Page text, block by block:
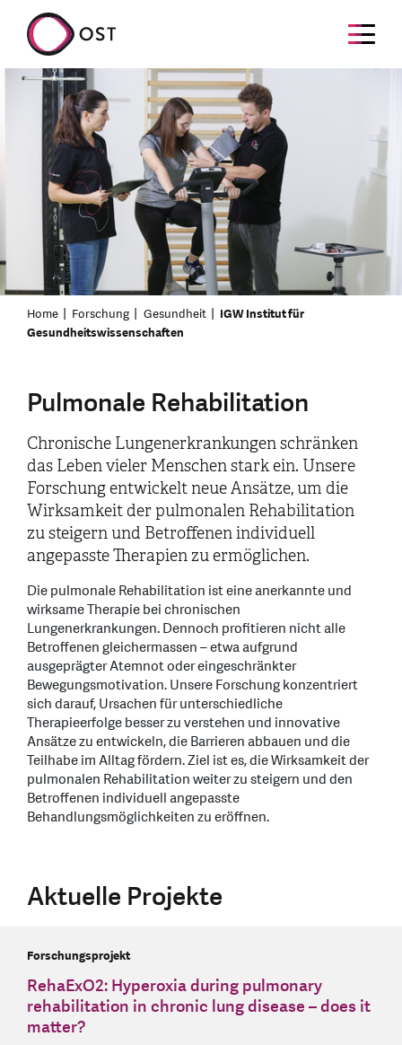
Home Forschung Gesundheit
IGW Institut für
Gesundheitswissenschaften
Pulmonale Rehabilitation
Chronische Lungenerkrankungen schränken
das Leben vieler Menschen stark ein. Unsere
Forschung entwickelt neue Ansätze, um die
Wirksamkeit der pulmonalen Rehabilitation
zu steigern und Betroffenen individuell
angepasste Therapien zu ermöglichen.
Die pulmonale Rehabilitation ist eine anerkannte und
wirksame Therapie bei chronischen
Lungenerkrankungen. Dennoch profitieren nicht alle
Betroffenen gleichermassen – etwa aufgrund
ausgeprägter Atemnot oder eingeschränkter
Bewegungsmotivation. Unsere Forschung konzentriert
sich darauf, Ursachen für unterschiedliche
Therapieerfolge besser zu verstehen und innovative
Ansätze zu entwickeln, die Barrieren abbauen und die
Teilhabe im Alltag fördern. Ziel ist es, die Wirksamkeit der
pulmonalen Rehabilitation weiter zu steigern und den
Betroffenen individuell angepasste
Behandlungsmöglichkeiten zu eröffnen.
Aktuelle Projekte
Forschungsprojekt
RehaExO2: Hyperoxia during pulmonary
rehabilitation in chronic lung disease – does it
matter?